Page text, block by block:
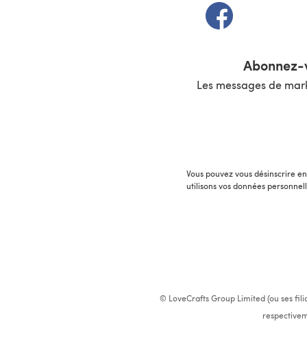
(s'ouvre dans un
Les messages de
Vous pouvez vous désinscrire
utilisons vos données
© LoveCrafts Group Limited (ou ses